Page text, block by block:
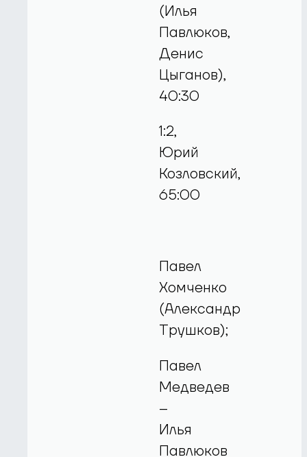
(Илья
Павлюков,
Денис
Цыганов),
40:30
1:2,
Юрий
Козловский,
65:00
Павел
Хомченко
(Александр
Трушков);
Павел
Медведев
–
Илья
Павлюков